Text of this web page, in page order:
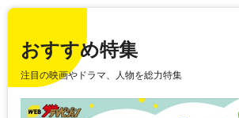
おすすめ特集
注目の映画やドラマ、人物を総力特集